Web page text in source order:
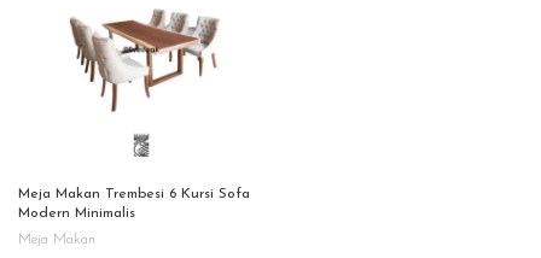
Meja Makan Trembesi 6 Kursi Sofa
Modern Minimalis
Meja Makan